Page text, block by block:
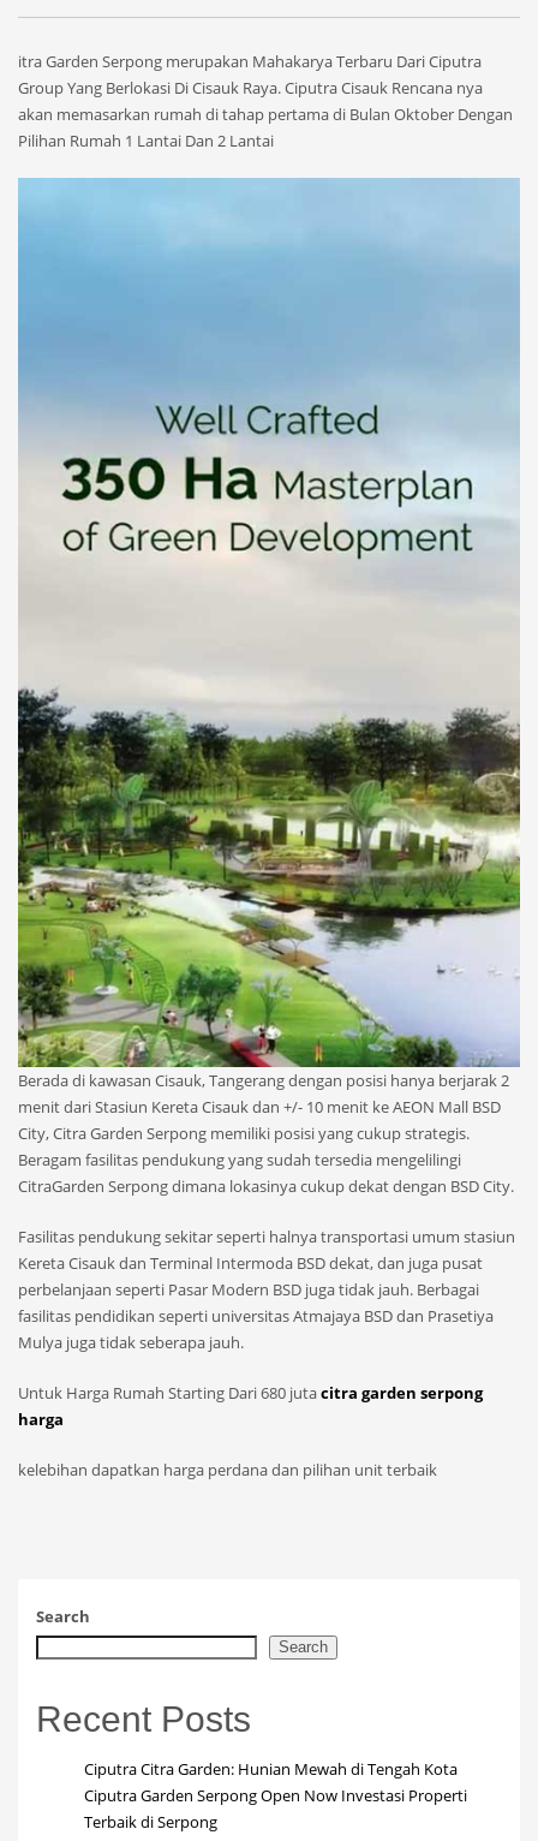
itra Garden Serpong merupakan Mahakarya Terbaru Dari Ciputra
Group Yang Berlokasi Di Cisauk Raya. Ciputra Cisauk Rencana nya
akan memasarkan rumah di tahap pertama di Bulan Oktober Dengan
Pilihan Rumah 1 Lantai Dan 2 Lantai
Berada di kawasan Cisauk, Tangerang dengan posisi hanya berjarak 2
menit dari Stasiun Kereta Cisauk dan +/- 10 menit ke AEON Mall BSD
City, Citra Garden Serpong memiliki posisi yang cukup strategis.
Beragam fasilitas pendukung yang sudah tersedia mengelilingi
CitraGarden Serpong dimana lokasinya cukup dekat dengan BSD City.
Fasilitas pendukung sekitar seperti halnya transportasi umum stasiun
Kereta Cisauk dan Terminal Intermoda BSD dekat, dan juga pusat
perbelanjaan seperti Pasar Modern BSD juga tidak jauh. Berbagai
fasilitas pendidikan seperti universitas Atmajaya BSD dan Prasetiya
Mulya juga tidak seberapa jauh.
Untuk Harga Rumah Starting Dari 680 jutacitra garden serpong
harga
kelebihan dapatkan harga perdana dan pilihan unit terbaik
Search
Search
Recent Posts
Ciputra Citra Garden: Hunian Mewah di Tengah Kota
Ciputra Garden Serpong Open Now Investasi Properti
Terbaik di Serpong